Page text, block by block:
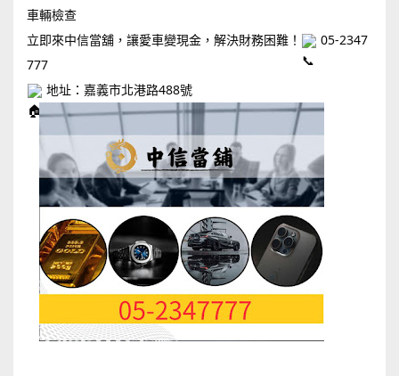
車輛檢查
立即來中信當舖，讓愛車變現金，解決財務困難！
05-2347
777
地址：嘉義市北港路488號